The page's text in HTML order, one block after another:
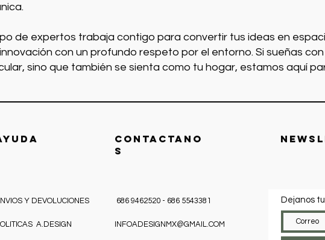
de expertos trabaja contigo para convertir tus ideas en
con un profundo respeto por el entorno. Si sueñas
sino que también se sienta como tu hogar, estamos aquí
Y DEVOLUCIONES
A.DESIGN
CONTACTANO
S
686 9462520 - 686 5543381
INFOADESIGNMX@GMAIL.COM
Dejanos